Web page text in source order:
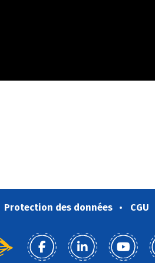
Protection des données CGU